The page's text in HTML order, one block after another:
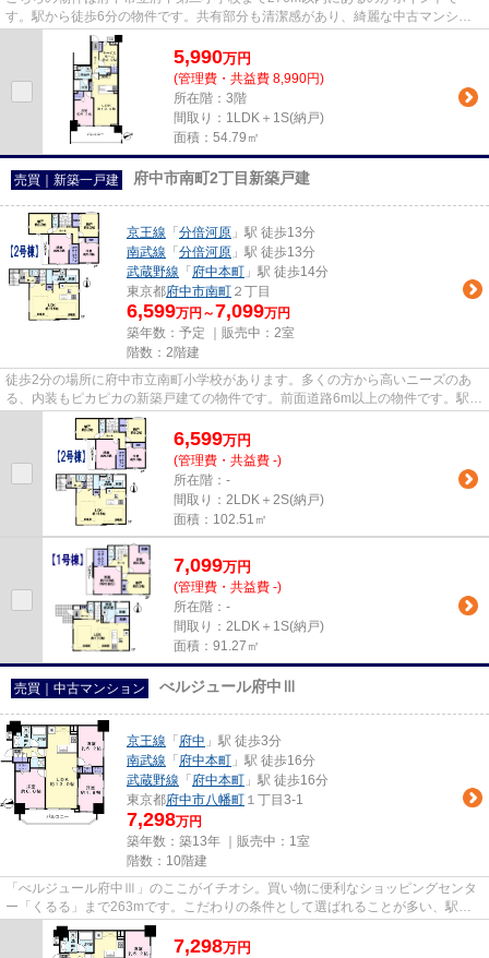
す。駅から徒歩6分の物件です。共有部分も清潔感があり、綺麗な中古マンショ
ンです。不動産を購入するなら、府...
5,990万円
(管理費・共益費 8,990円)
所在階：3階
間取り：1LDK＋1S(納戸)
面積：54.79㎡
売買｜新築一戸建 府中市南町2丁目新築戸建
京王線 「 分倍河原 」駅 徒歩13分
南武線 「 分倍河原 」駅 徒歩13分
武蔵野線 「 府中本町 」駅 徒歩14分
東京都府中市南町 ２丁目
6,599万円～7,099万円
築年数：予定 ｜販売中： 2室
階数：2階建
徒歩2分の場所に府中市立南町小学校があります。多くの方から高いニーズのあ
る、内装もピカピカの新築戸建ての物件です。前面道路6m以上の物件です。駅ま
で歩いて13分ほどの物件です。...
6,599万円
(管理費・共益費 -)
所在階：-
間取り：2LDK＋2S(納戸)
面積：102.51㎡
7,099万円
(管理費・共益費 -)
所在階：-
間取り：2LDK＋1S(納戸)
面積：91.27㎡
売買｜中古マンション べルジュール府中Ⅲ
京王線 「 府中 」駅 徒歩3分
南武線 「 府中本町 」駅 徒歩16分
武蔵野線 「 府中本町 」駅 徒歩16分
東京都府中市八幡町 １丁目3-1
7,298万円
築年数：築13年 ｜販売中： 1室
階数：10階建
「べルジュール府中Ⅲ」のここがイチオシ。買い物に便利なショッピングセンタ
ー「くるる」まで263mです。こだわりの条件として選ばれることが多い、駅徒
歩3分の駅近物件です。こちらは...
7,298万円